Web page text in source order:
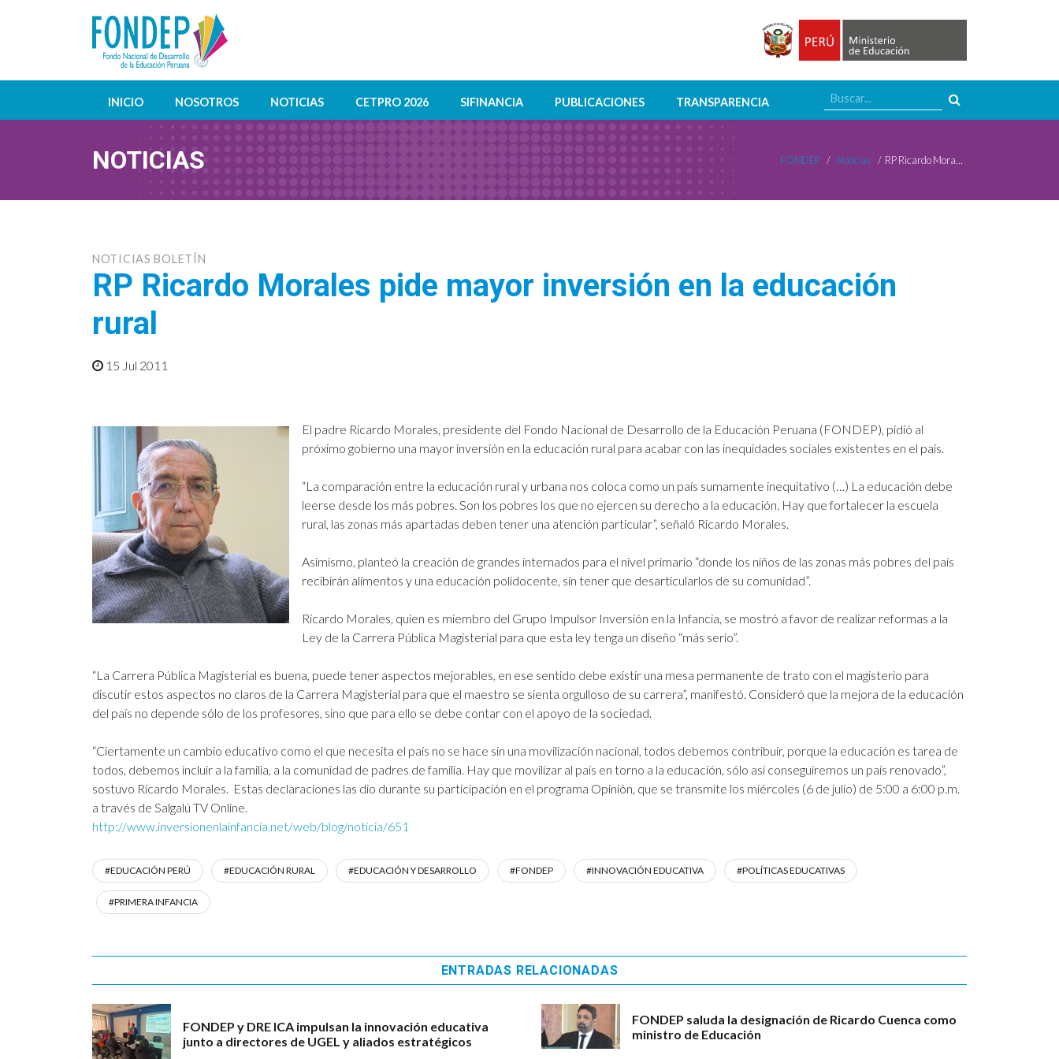
INICIO NOSOTROS NOTICIAS CETPRO 2026 SIFINANCIA PUBLICACIONES TRANSPARENCIA
NOTICIAS FONDEP / Noticias / RP Ricardo Morales pide mayor inversión en la educación rural
NOTICIAS BOLETÍN
RP Ricardo Morales pide mayor inversión en la educación
rural
15 Jul 2011
El padre Ricardo Morales, presidente del Fondo Nacional de Desarrollo de la Educación Peruana (FONDEP), pidió al
próximo gobierno una mayor inversión en la educación rural para acabar con las inequidades sociales existentes en el país.
“La comparación entre la educación rural y urbana nos coloca como un país sumamente inequitativo (…) La educación debe
leerse desde los más pobres. Son los pobres los que no ejercen su derecho a la educación. Hay que fortalecer la escuela
rural, las zonas más apartadas deben tener una atención particular”, señaló Ricardo Morales.
Asimismo, planteó la creación de grandes internados para el nivel primario “donde los niños de las zonas más pobres del país
recibirán alimentos y una educación polidocente, sin tener que desarticularlos de su comunidad”.
Ricardo Morales, quien es miembro del Grupo Impulsor Inversión en la Infancia, se mostró a favor de realizar reformas a la
Ley de la Carrera Pública Magisterial para que esta ley tenga un diseño “más serio”.
“La Carrera Pública Magisterial es buena, puede tener aspectos mejorables, en ese sentido debe existir una mesa permanente de trato con el magisterio para
discutir estos aspectos no claros de la Carrera Magisterial para que el maestro se sienta orgulloso de su carrera”, manifestó. Consideró que la mejora de la educación
del país no depende sólo de los profesores, sino que para ello se debe contar con el apoyo de la sociedad.
“Ciertamente un cambio educativo como el que necesita el país no se hace sin una movilización nacional, todos debemos contribuir, porque la educación es tarea de
todos, debemos incluir a la familia, a la comunidad de padres de familia. Hay que movilizar al país en torno a la educación, sólo así conseguiremos un país renovado”,
sostuvo Ricardo Morales. Estas declaraciones las dio durante su participación en el programa Opinión, que se transmite los miércoles (6 de julio) de 5:00 a 6:00 p.m.
a través de Salgalú TV Online.
http://www.inversionenlainfancia.net/web/blog/noticia/651
#EDUCACIÓN PERÚ #EDUCACIÓN RURAL #EDUCACIÓN Y DESARROLLO #FONDEP #INNOVACIÓN EDUCATIVA #POLÍTICAS EDUCATIVAS
#PRIMERA INFANCIA
ENTRADAS RELACIONADAS
FONDEP y DRE ICA impulsan la innovación educativa
junto a directores de UGEL y aliados estratégicos
FONDEP saluda la designación de Ricardo Cuenca como
ministro de Educación